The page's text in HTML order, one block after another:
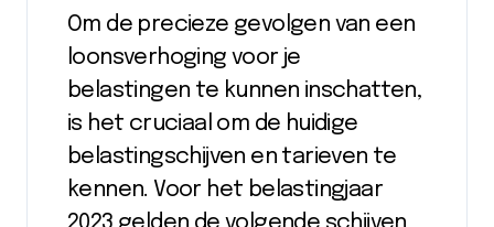
Om de precieze gevolgen van een
loonsverhoging voor je
belastingen te kunnen inschatten,
is het cruciaal om de huidige
belastingschijven en tarieven te
kennen. Voor het belastingjaar